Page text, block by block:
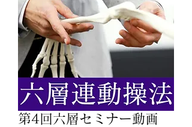
第4回六層セミナー動画